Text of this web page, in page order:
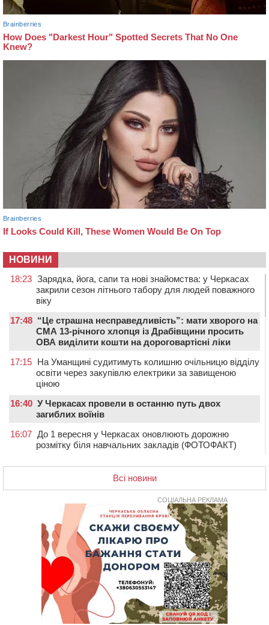
НОВИНИ
18:23 Зарядка, йога, сапи та нові знайомства: у Черкасах
закрили сезон літнього табору для людей поважного
віку
17:48 “Це страшна несправедливість”: мати хворого на
СМА 13-річного хлопця із Драбівщини просить
ОВА виділити кошти на дороговартісні ліки
17:15 На Уманщині судитимуть колишню очільницю відділу
освіти через закупівлю електрики за завищеною
ціною
16:40 У Черкасах провели в останню путь двох
загиблих воїнів
16:07 До 1 вересня у Черкасах оновлюють дорожню
розмітку біля навчальних закладів (ФОТОФАКТ)
Черкасах відкрили спортивно-реабілітаційний центр
15:05 На Звенигородщині, попри заборону міськради,
У Каневі аномальна спека призвела до перебоїв у
роботі електромереж та комунальних служб
На Черкащині намолотили перший мільйон тонн
зерна нового врожаю
На Кам’янщині сталася масштабна пожежа
сміттєзвалища
На Черкащині сьогодні очікують грози, зливи, град та
шквали до 22 м/с
Всі новини
СОЦІАЛЬНА РЕКЛАМА